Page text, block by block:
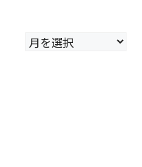
ア